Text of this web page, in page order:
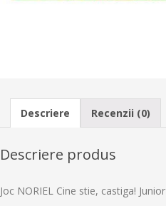
Descriere Recenzii (0)
Descriere produs
Joc NORIEL Cine stie, castiga! Junior